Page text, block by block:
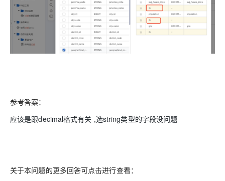
参考答案：
应该是跟decimal格式有关 ,选string类型的字段没问题
关于本问题的更多回答可点击进行查看：